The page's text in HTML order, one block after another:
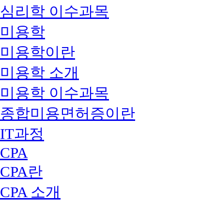
심리학 이수과목
미용학
미용학이란
미용학 소개
미용학 이수과목
종합미용면허증이란
IT과정
CPA
CPA란
CPA 소개